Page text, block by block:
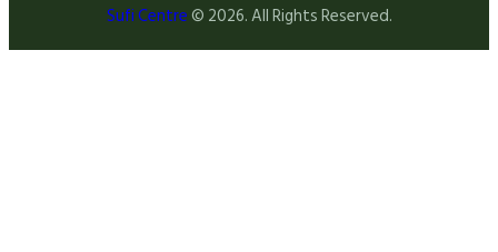
Sufi Centre© 2026. All Rights Reserved.